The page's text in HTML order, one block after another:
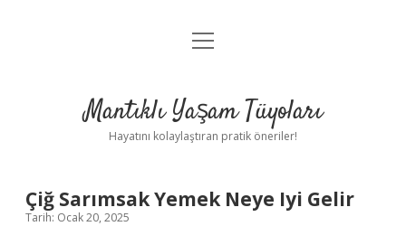
Anasayfa
Yasal Uyarı
menüyü
Mantıklı Yaşam Tüyoları
Hayatını kolaylaştıran pratik öneriler!
Çiğ Sarımsak Yemek Neye Iyi Gelir
Tarih: Ocak 20, 2025